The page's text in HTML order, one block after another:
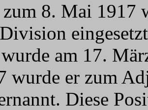
8. Mai 1917
am 17.
wurde er zum
Diese